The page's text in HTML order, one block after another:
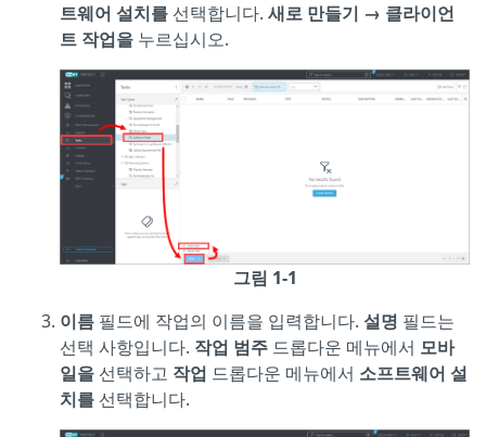
트웨어 설치를 선택합니다. 새로 만들기 → 클라이언
트 작업을 누르십시오.
그림 1-1
이름 필드에 작업의 이름을 입력합니다. 설명 필드는
선택 사항입니다. 작업 범주 드롭다운 메뉴에서 모바
일을 선택하고 작업 드롭다운 메뉴에서 소프트웨어 설
치를 선택합니다.